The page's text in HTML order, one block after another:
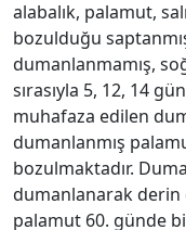
alabalık, palamut,
bozulduğu
dumanlanmamış,
sırasıyla 5, 12, 14
muhafaza edilen
dumanlanmış
bozulmaktadır.
dumanlanarak
palamut 60. günde